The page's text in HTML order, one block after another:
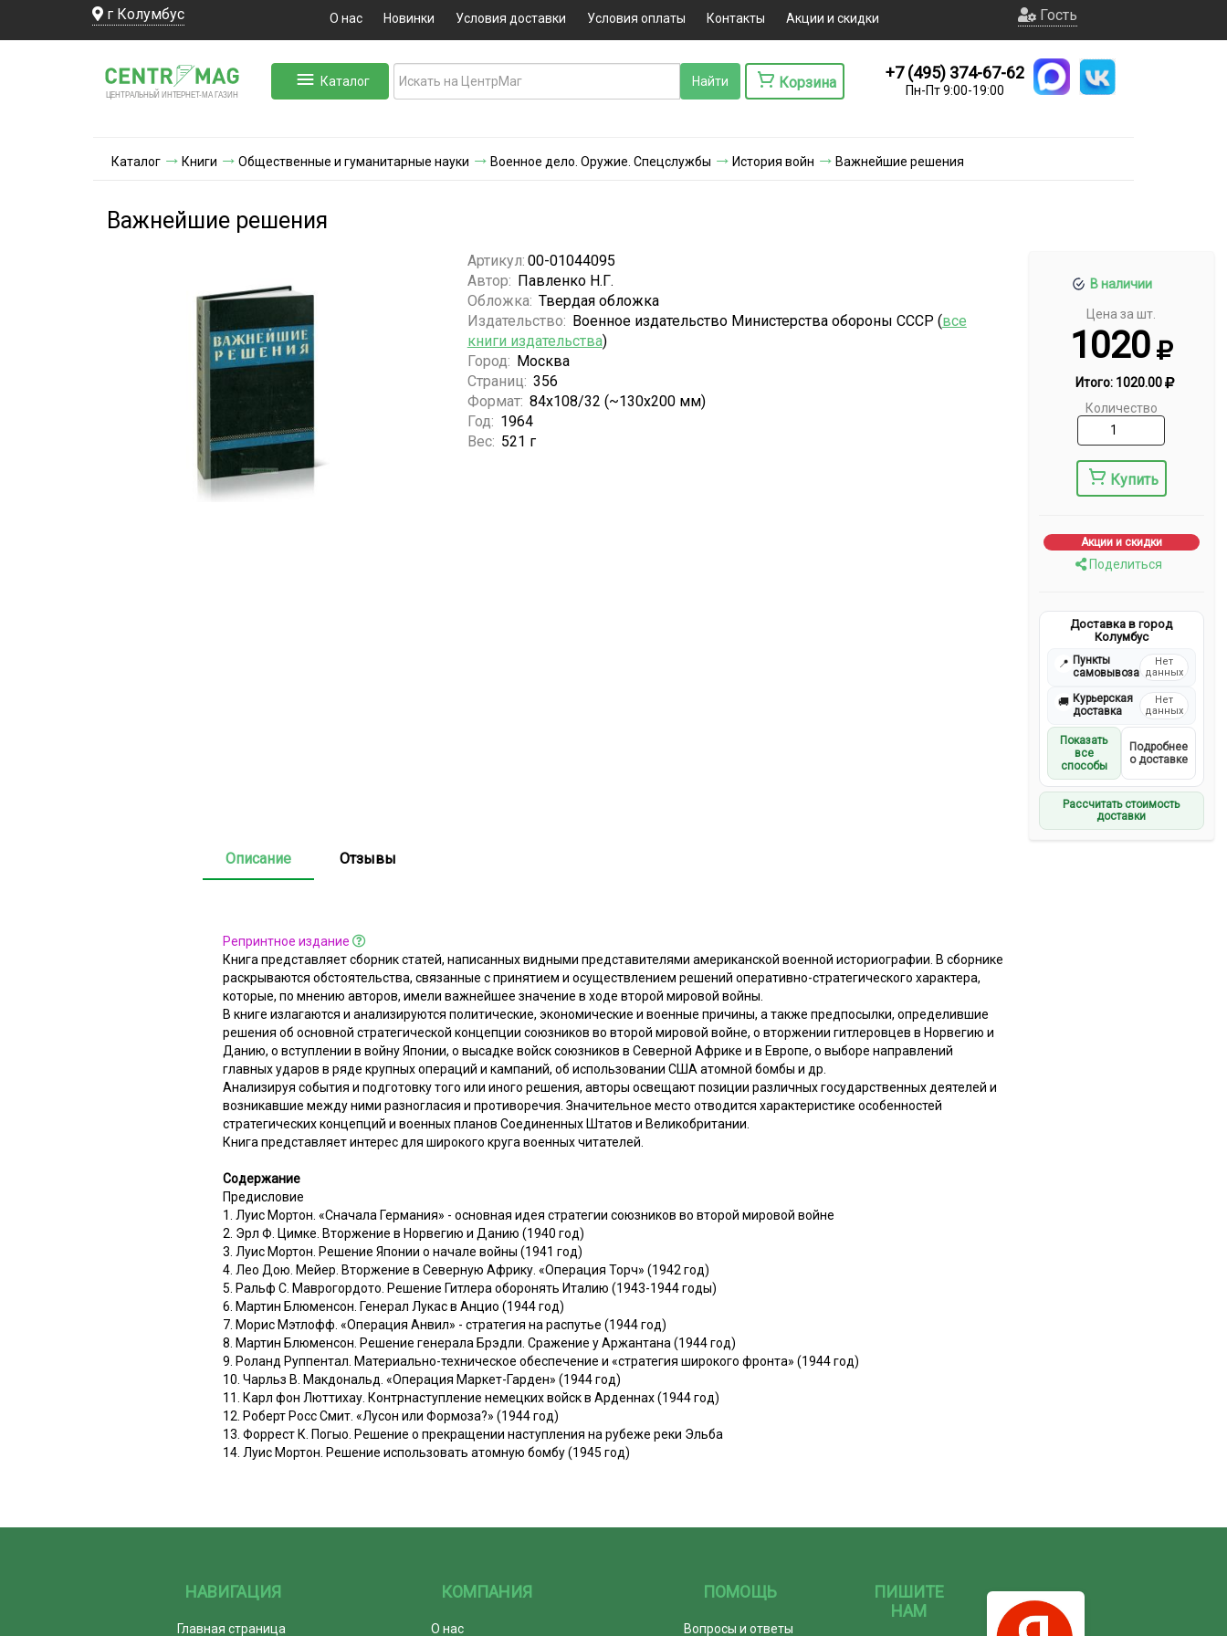
г Колумбус О нас Новинки Условия доставки Условия оплаты Контакты Акции и скидки Гость
ЦЕНТРАЛЬНЫЙ ИНТЕРНЕТ-МА ГАЗИН
Каталог Корзина
+7 (495) 374-67-62
Пн-Пт 9:00-19:00
Каталог Книги Общественные и гуманитарные науки Военное дело. Оружие. Спецслужбы История войн Важнейшие решения
Важнейшие решения
В наличии
Цена за шт.
1020
Итого: 1020.00
Количество
Купить
Акции и скидки
Поделиться
Доставка в город
Колумбус
📍 Пункты
самовывоза
Нет
данных
🚚 Курьерская
доставка
Нет
данных
Показать
все
способы
Подробнее
о доставке
Рассчитать стоимость
доставки
Артикул: 00-01044095
Автор: Павленко Н.Г.
Обложка: Твердая обложка
Издательство: Военное издательство Министерства обороны СССР (все
книги издательства)
Город: Москва
Страниц: 356
Формат: 84x108/32 (~130х200 мм)
Год: 1964
Вес: 521 г
Описание Отзывы
Репринтное издание
Книга представляет сборник статей, написанных видными представителями американской военной историографии. В сборнике
раскрываются обстоятельства, связанные с принятием и осуществлением решений оперативно-стратегического характера,
которые, по мнению авторов, имели важнейшее значение в ходе второй мировой войны.
В книге излагаются и анализируются политические, экономические и военные причины, а также предпосылки, определившие
решения об основной стратегической концепции союзников во второй мировой войне, о вторжении гитлеровцев в Норвегию и
Данию, о вступлении в войну Японии, о высадке войск союзников в Северной Африке и в Европе, о выборе направлений
главных ударов в ряде крупных операций и кампаний, об использовании США атомной бомбы и др.
Анализируя события и подготовку того или иного решения, авторы освещают позиции различных государственных деятелей и
возникавшие между ними разногласия и противоречия. Значительное место отводится характеристике особенностей
стратегических концепций и военных планов Соединенных Штатов и Великобритании.
Книга представляет интерес для широкого круга военных читателей.
Содержание
Предисловие
1. Луис Мортон. «Сначала Германия» - основная идея стратегии союзников во второй мировой войне
2. Эрл Ф. Цимке. Вторжение в Норвегию и Данию (1940 год)
3. Луис Мортон. Решение Японии о начале войны (1941 год)
4. Лео Дою. Мейер. Вторжение в Северную Африку. «Операция Торч» (1942 год)
5. Ральф С. Маврогордото. Решение Гитлера оборонять Италию (1943-1944 годы)
6. Мартин Блюменсон. Генерал Лукас в Анцио (1944 год)
7. Морис Мэтлофф. «Операция Анвил» - стратегия на распутье (1944 год)
8. Мартин Блюменсон. Решение генерала Брэдли. Сражение у Аржантана (1944 год)
9. Роланд Руппентал. Материально-техническое обеспечение и «стратегия широкого фронта» (1944 год)
10. Чарльз В. Макдональд. «Операция Маркет-Гарден» (1944 год)
11. Карл фон Люттихау. Контрнаступление немецких войск в Арденнах (1944 год)
12. Роберт Росс Смит. «Лусон или Формоза?» (1944 год)
13. Форрест К. Погыо. Решение о прекращении наступления на рубеже реки Эльба
14. Луис Мортон. Решение использовать атомную бомбу (1945 год)
НАВИГАЦИЯ
Главная страница
КОМПАНИЯ
О нас
ПОМОЩЬ
Вопросы и ответы
ПИШИТЕ
НАМ